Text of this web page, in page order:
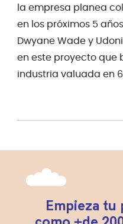
la empresa planea
en los próximos 5
Dwyane Wade y
en este proyecto que
industria valuada en
Empieza tu